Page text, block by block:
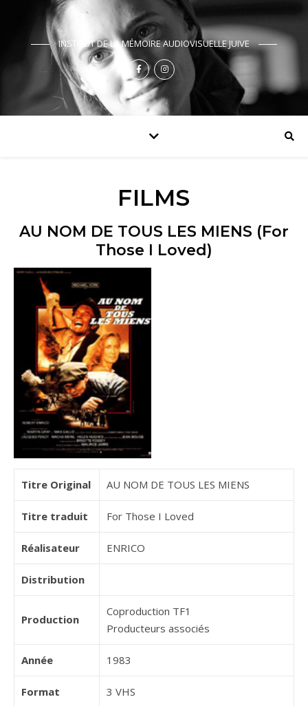
INSTITUT DE LA MÉMOIRE AUDIOVISUELLE JUIVE
FILMS
AU NOM DE TOUS LES MIENS (For
Those I Loved)
Titre Original AU NOM DE TOUS LES MIENS
Titre traduit For Those I Loved
Réalisateur ENRICO
Distribution
Production
Coproduction TF1
Producteurs associés
Année 1983
Format 3 VHS